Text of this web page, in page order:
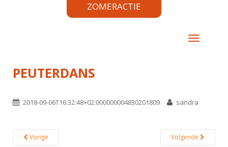
ZOMERACTIE
TOGGLE
PEUTERDANS
2018-09-06T16:32:48+02:000000004830201809 sandra
Vorige Volgende